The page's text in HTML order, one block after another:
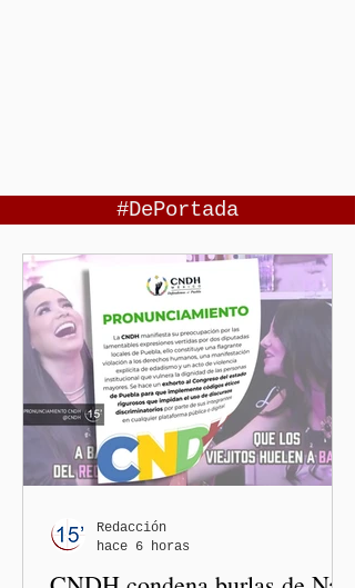
#DePortada
Redacción
hace 6 horas